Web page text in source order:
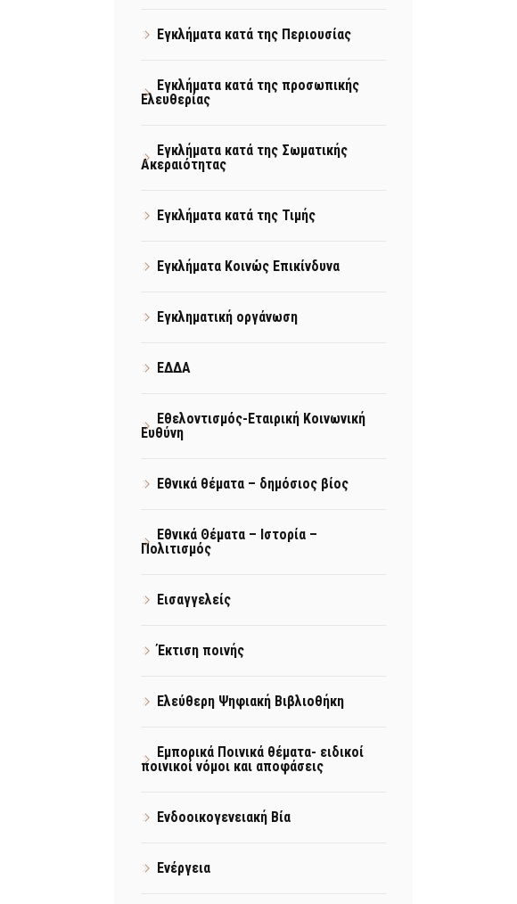
Εγκλήματα κατά της Περιουσίας
Εγκλήματα κατά της προσωπικής
Ελευθερίας
Εγκλήματα κατά της Σωματικής
Ακεραιότητας
Εγκλήματα κατά της Τιμής
Εγκλήματα Κοινώς Επικίνδυνα
Εγκληματική οργάνωση
ΕΔΔΑ
Εθελοντισμός-Εταιρική Κοινωνική
Ευθύνη
Εθνικά θέματα – δημόσιος βίος
Εθνικά Θέματα – Ιστορία –
Πολιτισμός
Εισαγγελείς
Έκτιση ποινής
Ελεύθερη Ψηφιακή Βιβλιοθήκη
Εμπορικά Ποινικά θέματα- ειδικοί
ποινικοί νόμοι και αποφάσεις
Ενδοοικογενειακή Βία
Ενέργεια